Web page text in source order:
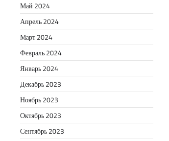
Май 2024
Апрель 2024
Март 2024
Февраль 2024
Январь 2024
Декабрь 2023
Ноябрь 2023
Октябрь 2023
Сентябрь 2023